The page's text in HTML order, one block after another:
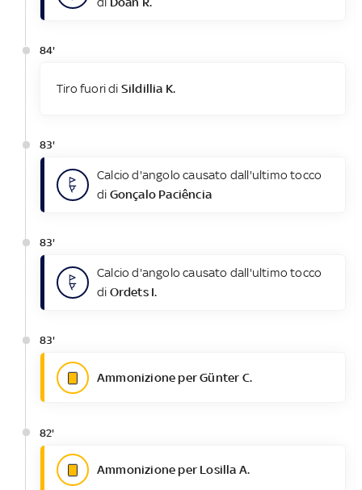
84'
Tiro fuori di Sildillia K.
83'
Calcio d'angolo causato dall'ultimo tocco
di Gonçalo Paciência
83'
Calcio d'angolo causato dall'ultimo tocco
di Ordets I.
83'
Ammonizione per Günter C.
82'
Ammonizione per Losilla A.